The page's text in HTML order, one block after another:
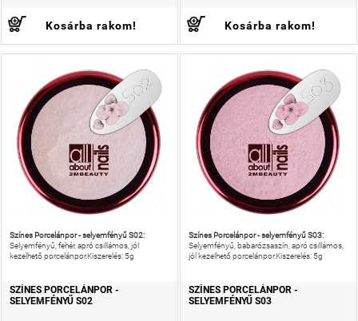
Kosárba rakom! Kosárba rakom!
Színes Porcelánpor - selyemfényű S02:
Selyemfényű, fehér, apró csillámos, jól
kezelhető porcelánpor.Kiszerelés: 5g
SZÍNES PORCELÁNPOR -
SELYEMFÉNYŰ S02
Színes Porcelánpor - selyemfényű S03:
Selyemfényű, babarózsaszín, apró csillámos,
jól kezelhető porcelánpor.Kiszerelés: 5g
SZÍNES PORCELÁNPOR -
SELYEMFÉNYŰ S03